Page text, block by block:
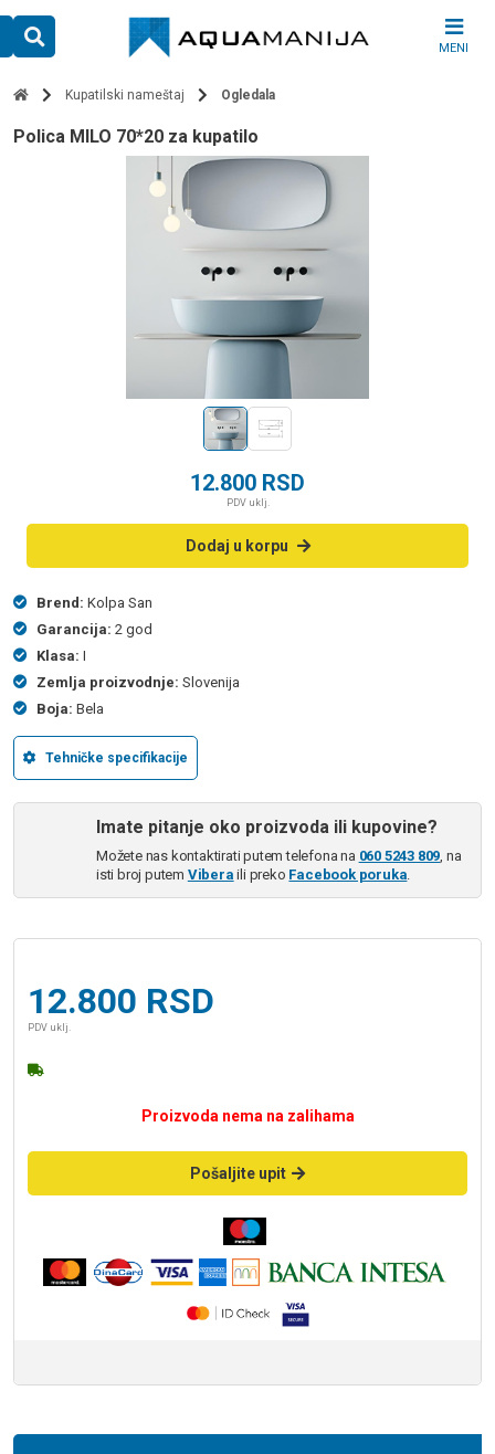
content
MENI
Kupatilski nameštaj Ogledala
polica MILO 70*20 za kupatilo
12.800 RSD
PDV uklj.
Dodaj u korpu
Brend: Kolpa San
Garancija: 2 god
Klasa: I
Zemlja proizvodnje: Slovenija
Boja: Bela
Tehničke specifikacije
Imate pitanje oko proizvoda ili kupovine?
Možete nas kontaktirati putem telefona na 060 5243 809, na
isti broj putem Vibera ili preko Facebook poruka.
12.800 RSD
PDV uklj.
Proizvoda nema na zalihama
Pošaljite upit